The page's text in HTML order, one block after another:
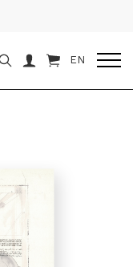
EN